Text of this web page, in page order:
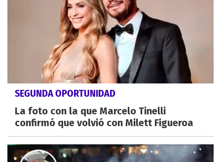
SEGUNDA OPORTUNIDAD
La foto con la que Marcelo Tinelli
confirmó que volvió con Milett Figueroa